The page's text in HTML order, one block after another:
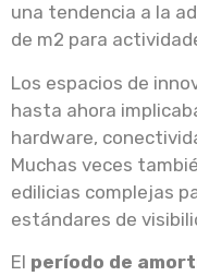
una tendencia a la
de m2 para
Los espacios de
hasta ahora
hardware,
Muchas veces
edilicias complejas
estándares de
El período de